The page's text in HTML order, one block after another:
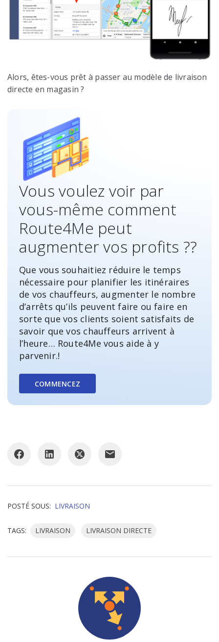
Alors, êtes-vous prêt à passer au modèle de livraison
directe en magasin ?
Vous voulez voir par
vous-même comment
Route4Me peut
augmenter vos profits ??
Que vous souhaitiez réduire le temps
nécessaire pour planifier les itinéraires
de vos chauffeurs, augmenter le nombre
d’arrêts qu’ils peuvent faire ou faire en
sorte que vos clients soient satisfaits de
savoir que vos chauffeurs arrivent à
l’heure… Route4Me vous aide à y
parvenir.!
COMMENCEZ
POSTÉ SOUS: LIVRAISON
TAGS: LIVRAISON LIVRAISON DIRECTE